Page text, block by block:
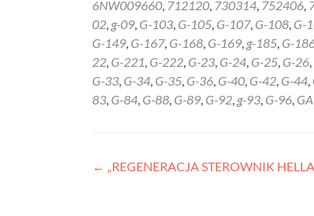
6NW009660, 712120, 730314, 752406,
02, g-09, G-103, G-105, G-107, G-108, G-
G-149, G-167, G-168, G-169, g-185, G-
22, G-221, G-222, G-23, G-24, G-25, G-26,
G-33, G-34, G-35, G-36, G-40, G-42, G-44,
83, G-84, G-88, G-89, G-92, g-93, G-96,
Nawigacja
← „REGENERACJA STEROWNIK